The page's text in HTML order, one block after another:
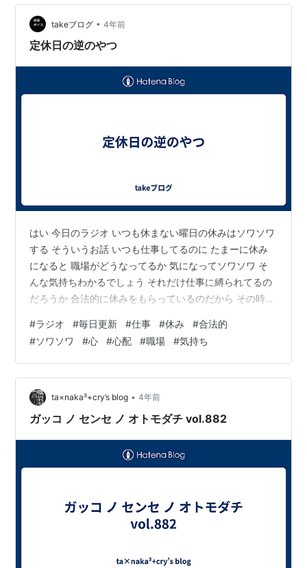
麻関連企業が、たばこや酒類同様に、景気後退（リセッ
ション）下でも需要が安定し、信頼性のある…
takeブログ • 4年前
定休日の逆のやつ
はい 今日のラジオ いつも休まない曜日の休みはソワソワ
する そういうお話 いつも仕事してるのに たまーに休み
になると 職場がどうなってるか 気になってソワソワ そ
んな気持ちわかるでしょう それだけ仕事に縛られてるの
だろうか 合法的に休みをもらっているのだから その時く
実際心はそうはいかんのよ 明日何か起きてないといい そ
う願うばかり。
#ラジオ #毎日更新 #仕事 #休み #合法的
#ソワソワ #心 #心配 #職場 #気持ち
ta×naka³+cry’s blog • 4年前
ガッコ ノ センセ ノ オトモダチ vol.882